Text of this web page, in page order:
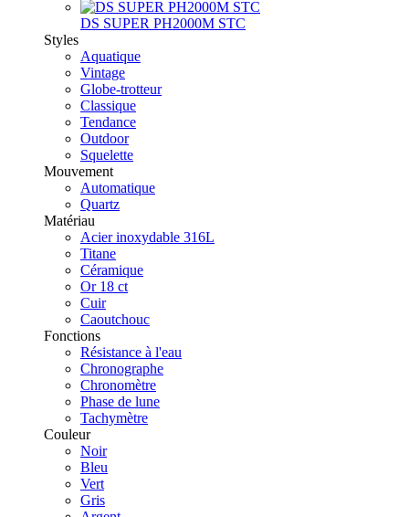
DS SUPER PH2000M STC
Styles
Aquatique
Vintage
Globe-trotteur
Classique
Tendance
Outdoor
Squelette
Mouvement
Automatique
Quartz
Matériau
Acier inoxydable 316L
Titane
Céramique
Or 18 ct
Cuir
Caoutchouc
Fonctions
Résistance à l'eau
Chronographe
Chronomètre
Phase de lune
Tachymètre
Couleur
Noir
Bleu
Vert
Gris